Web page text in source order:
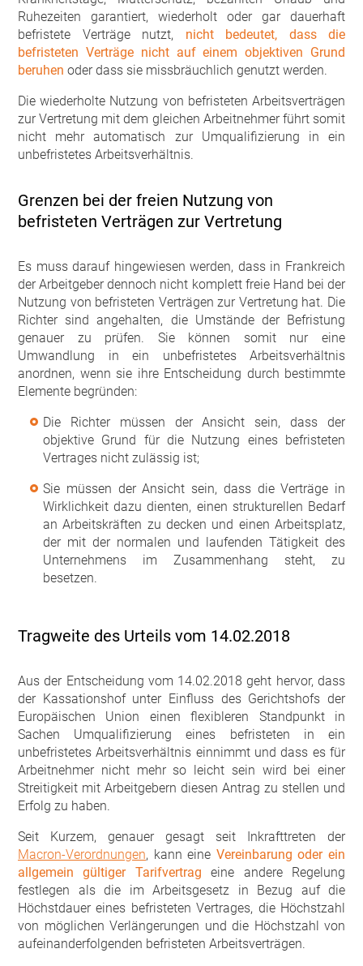
Ruhezeiten garantiert, wiederholt oder gar dauerhaft
befristete Verträge nutzt, nicht bedeutet, dass die
befristeten Verträge nicht auf einem objektiven Grund
beruhen oder dass sie missbräuchlich genutzt werden.
Die wiederholte Nutzung von befristeten Arbeitsverträgen
zur Vertretung mit dem gleichen Arbeitnehmer führt somit
nicht mehr automatisch zur Umqualifizierung in ein
unbefristetes Arbeitsverhältnis.
Grenzen bei der freien Nutzung von
befristeten Verträgen zur Vertretung
Es muss darauf hingewiesen werden, dass in Frankreich
der Arbeitgeber dennoch nicht komplett freie Hand bei der
Nutzung von befristeten Verträgen zur Vertretung hat. Die
Richter sind angehalten, die Umstände der Befristung
genauer zu prüfen. Sie können somit nur eine
Umwandlung in ein unbefristetes Arbeitsverhältnis
anordnen, wenn sie ihre Entscheidung durch bestimmte
Elemente begründen:
Die Richter müssen der Ansicht sein, dass der
objektive Grund für die Nutzung eines befristeten
Vertrages nicht zulässig ist;
Sie müssen der Ansicht sein, dass die Verträge in
Wirklichkeit dazu dienten, einen strukturellen Bedarf
an Arbeitskräften zu decken und einen Arbeitsplatz,
der mit der normalen und laufenden Tätigkeit des
Unternehmens im Zusammenhang steht, zu
besetzen.
Tragweite des Urteils vom 14.02.2018
Aus der Entscheidung vom 14.02.2018 geht hervor, dass
der Kassationshof unter Einfluss des Gerichtshofs der
Europäischen Union einen flexibleren Standpunkt in
Sachen Umqualifizierung eines befristeten in ein
unbefristetes Arbeitsverhältnis einnimmt und dass es für
Arbeitnehmer nicht mehr so leicht sein wird bei einer
Streitigkeit mit Arbeitgebern diesen Antrag zu stellen und
Erfolg zu haben.
Seit Kurzem, genauer gesagt seit Inkrafttreten der
Macron-Verordnungen, kann eine Vereinbarung oder ein
allgemein gültiger Tarifvertrag eine andere Regelung
festlegen als die im Arbeitsgesetz in Bezug auf die
Höchstdauer eines befristeten Vertrages, die Höchstzahl
von möglichen Verlängerungen und die Höchstzahl von
aufeinanderfolgenden befristeten Arbeitsverträgen.